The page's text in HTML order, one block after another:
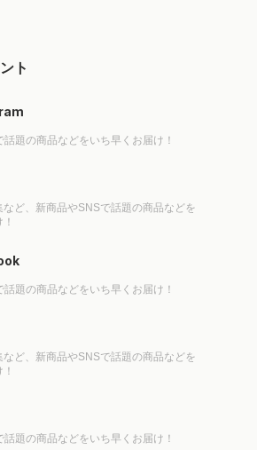
ト
話題の商品などをいち早くお届け！
など、新商品やSNSで話題の商品などを
話題の商品などをいち早くお届け！
など、新商品やSNSで話題の商品などを
話題の商品などをいち早くお届け！